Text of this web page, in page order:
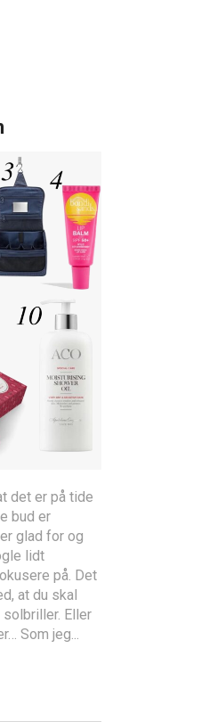
det er på tide
bud er
glad for og
lidt
på. Det
at du skal
Eller
Som jeg...